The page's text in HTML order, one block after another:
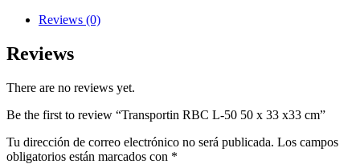
Reviews (0)
Reviews
There are no reviews yet.
Be the first to review “Transportin RBC L-50 50 x 33 x33 cm”
Tu dirección de correo electrónico no será publicada. Los campos
obligatorios están marcados con *